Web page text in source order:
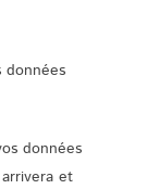
données
données
et